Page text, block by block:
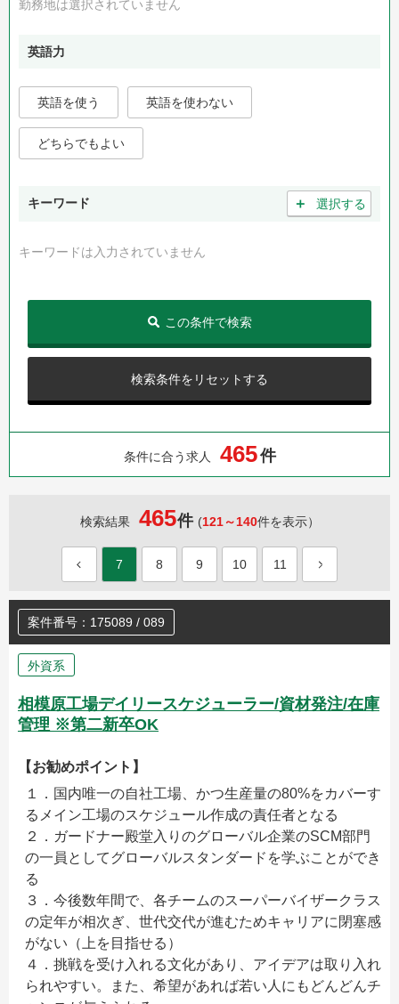
勤務地は選択されていません
英語力
英語を使う 英語を使わない
どちらでもよい
キーワード ＋ 選択する
キーワードは入力されていません
検索条件をリセットする
この条件で検索
条件に合う求人 465件
検索結果 465件 (121～140件を表示）
7 8 9 10 11
案件番号：175089 / 089
外資系
相模原工場デイリースケジューラー/資材発注/在庫
管理 ※第二新卒OK
【お勧めポイント】
１．国内唯一の自社工場、かつ生産量の80%をカバーす
るメイン工場のスケジュール作成の責任者となる
２．ガードナー殿堂入りのグローバル企業のSCM部門
の一員としてグローバルスタンダードを学ぶことができ
る
３．今後数年間で、各チームのスーパーバイザークラス
の定年が相次ぎ、世代交代が進むためキャリアに閉塞感
がない（上を目指せる）
４．挑戦を受け入れる文化があり、アイデアは取り入れ
られやすい。また、希望があれば若い人にもどんどんチ